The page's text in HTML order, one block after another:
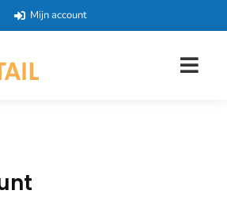
Mijn account